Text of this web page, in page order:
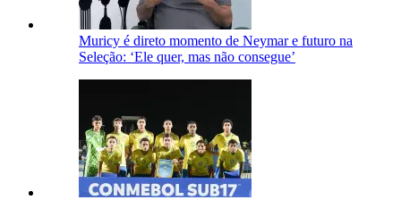
Muricy é direto momento de Neymar e futuro na
Seleção: ‘Ele quer, mas não consegue’